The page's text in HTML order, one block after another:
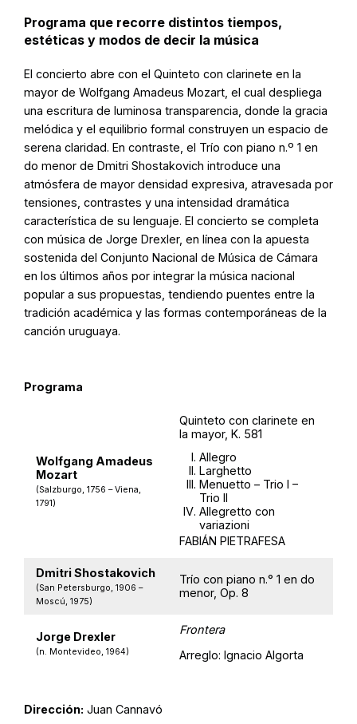
Programa que recorre distintos tiempos,
estéticas y modos de decir la música
El concierto abre con el Quinteto con clarinete en la
mayor de Wolfgang Amadeus Mozart, el cual despliega
una escritura de luminosa transparencia, donde la gracia
melódica y el equilibrio formal construyen un espacio de
serena claridad. En contraste, el Trío con piano n.º 1 en
do menor de Dmitri Shostakovich introduce una
atmósfera de mayor densidad expresiva, atravesada por
tensiones, contrastes y una intensidad dramática
característica de su lenguaje. El concierto se completa
con música de Jorge Drexler, en línea con la apuesta
sostenida del Conjunto Nacional de Música de Cámara
en los últimos años por integrar la música nacional
popular a sus propuestas, tendiendo puentes entre la
tradición académica y las formas contemporáneas de la
canción uruguaya.
Programa
Wolfgang Amadeus
Mozart
(Salzburgo, 1756 – Viena,
1791)
Quinteto con clarinete en
la mayor, K. 581
Allegro
Larghetto
Menuetto – Trio I –
Trio II
Allegretto con
variazioni
FABIÁN PIETRAFESA
Dmitri Shostakovich
(San Petersburgo, 1906 –
Moscú, 1975)
Trío con piano n.° 1 en do
menor, Op. 8
Jorge Drexler
(n. Montevideo, 1964)
Frontera
Arreglo: Ignacio Algorta
Dirección: Juan Cannavó